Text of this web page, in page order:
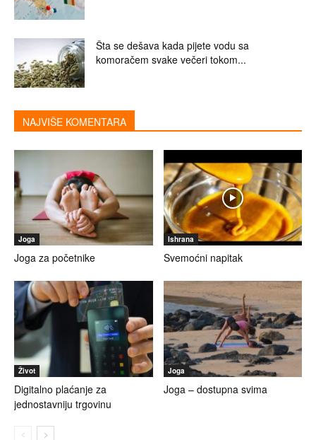
Šta se dešava kada pijete vodu sa
komoračem svake večeri tokom...
NAJVIŠE KOMENTARA
Joga
Joga za početnike
Ishrana
Svemoćni napitak
Život
Digitalno plaćanje za
jednostavniju trgovinu
Joga
Joga – dostupna svima